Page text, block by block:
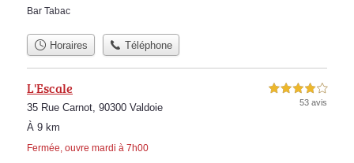
Bar Tabac
Horaires Téléphone
L'Escale
35 Rue Carnot, 90300 Valdoie
À 9 km
Fermée, ouvre mardi à 7h00
4,0 étoiles sur 5
53 avis